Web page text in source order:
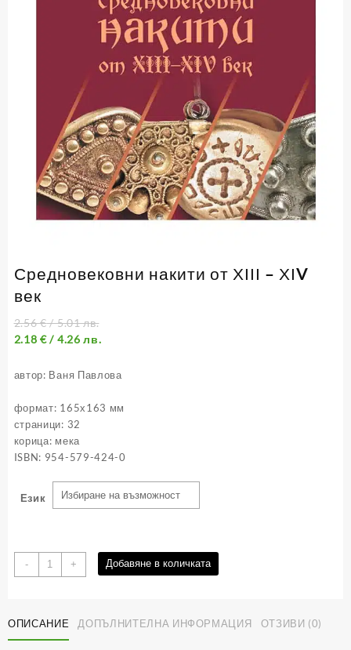
Средновековни накити от ХІІІ – ХІV
век
2.56€/ 5.01 лв.
2.18 €/ 4.26 лв.
автор: Ваня Павлова
формат: 165х163 мм
страници: 32
корица: мека
ISBN: 954-579-424-0
Език
-
количество
за
от
ХІІІ
+ Добавяне в количката
ОПИСАНИЕ ДОПЪЛНИТЕЛНА ИНФОРМАЦИЯ ОТЗИВИ (0)